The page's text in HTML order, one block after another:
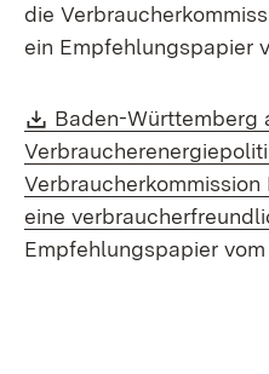
die
ein Empfehlungspapier
Download:
Baden-Württemberg
eine
Empfehlungspapier vom